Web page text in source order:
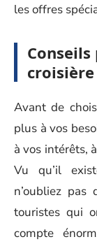
les offres
croisière
Avant de
plus à vos
à vos intérêts,
Vu qu’il
n’oubliez
touristes qui
compte